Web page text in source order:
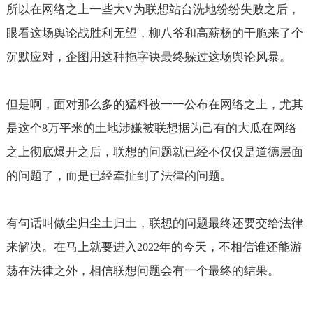
所以在网络之上一些大V为联想站台洗地纷纷失败之后，
眼看这场舆论战胜利无望，柳八爷和高薪杨的干脆来了个
沉默应对，企图用这种拖字诀最终躲过这场舆论风暴。
但是啊，面对那么多的猛料被一一公布在网络之上，尤其
是这个8万平米的土地涉嫌被联想据为己有的大瓜在网络
之上彻底爆开之后，联想的问题就已经不仅仅是道德层面
的问题了，而是已经牵扯到了法律的问题。
有句话叫做尘归尘土归土，联想的问题最终还要交给法律
来解决。在马上就要进入 2022年的今天，不相信谁还能游
荡在法律之外，相信联想问题会有一个最终的结果。